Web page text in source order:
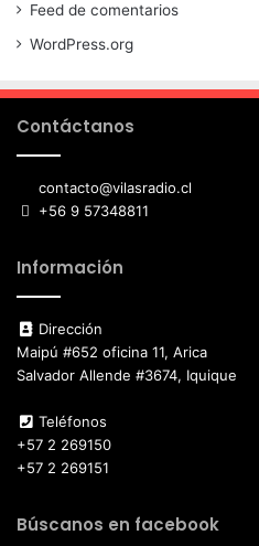
Feed de comentarios
WordPress.org
Contáctanos
contacto@vilasradio.cl
+56 9 57348811
Información
Dirección
Maipú #652 oficina 11, Arica
Salvador Allende #3674, Iquique
Teléfonos
+57 2 269150
+57 2 269151
Búscanos en facebook